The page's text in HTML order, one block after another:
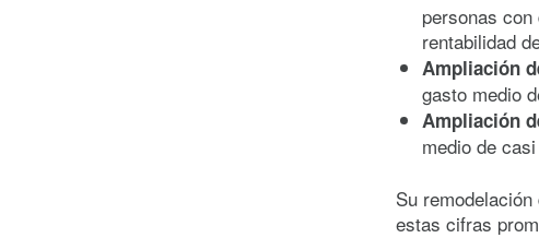
personas
rentabilidad
Ampliación
gasto medio
Ampliación
medio de
Su
estas cifras